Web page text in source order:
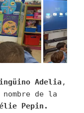
Adelia ,
de la
Pepin.